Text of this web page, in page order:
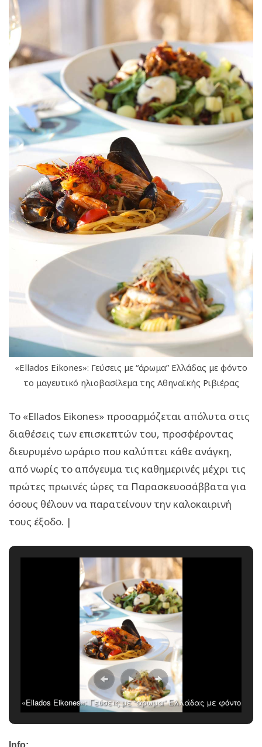
«Ellados Eikones»: Γεύσεις με “άρωμα” Ελλάδας με φόντο
το μαγευτικό ηλιοβασίλεμα της Αθηναϊκής Ριβιέρας
Το «Ellados Eikones» προσαρμόζεται απόλυτα στις
διαθέσεις των επισκεπτών του, προσφέροντας
διευρυμένο ωράριο που καλύπτει κάθε ανάγκη,
από νωρίς το απόγευμα τις καθημερινές μέχρι τις
πρώτες πρωινές ώρες τα Παρασκευοσάββατα για
όσους θέλουν να παρατείνουν την καλοκαιρινή
τους έξοδο. |
«Ellados Eikones»: Γεύσεις με “άρωμα” Ελλάδας με φόντο
Info: